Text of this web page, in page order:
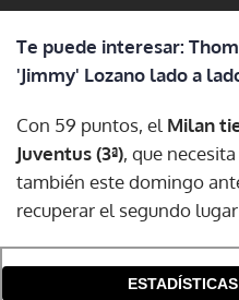
Te puede interesar:
'Jimmy' Lozano lado a
Con 59 puntos, el Milan
Juventus (3ª), que
también este domingo
recuperar el segundo